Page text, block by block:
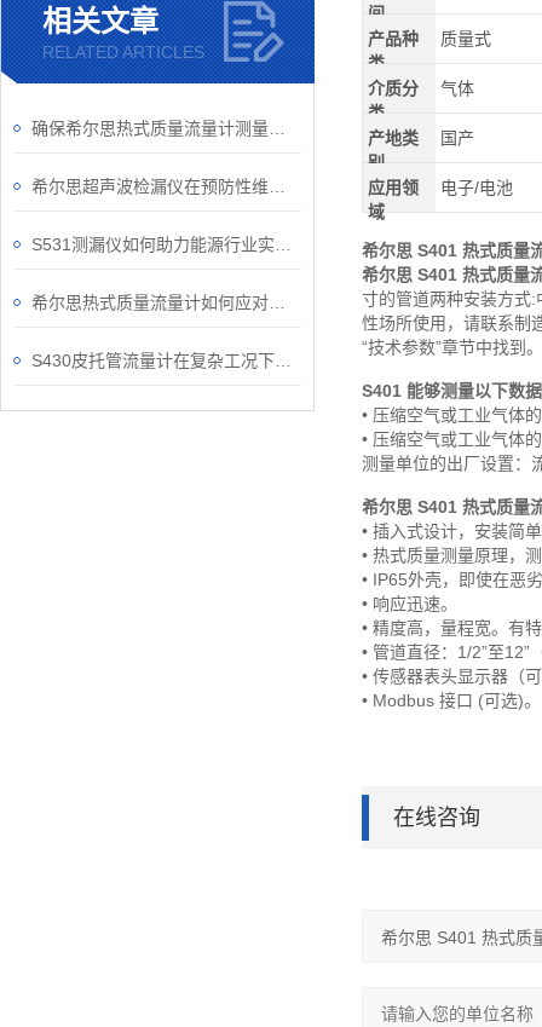
相关文章
RELATED ARTICLES
间
产品种
类
质量式
介质分
类
气体
产地类
别
国产
应用领
域
电子/电池
希尔思 S401 热式质量
希尔思 S401 热式质量
寸的管道两种安装方式
性场所使用，请联系制
“技术参数”章节中找到。
S401 能够测量以下数
• 压缩空气或工业气体
• 压缩空气或工业气体
测量单位的出厂设置：
希尔思 S401 热式质量
• 插入式设计，安装简
• 热式质量测量原理，
• IP65外壳，即使在恶
• 响应迅速。
• 精度高，量程宽。有
• 管道直径：1/2”至
• 传感器表头显示器（
• Modbus 接口 (可选)。
在线咨询